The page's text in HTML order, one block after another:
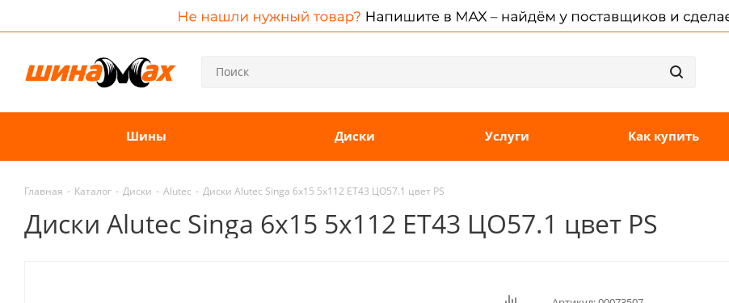
Шины Диски Услуги Как купить
Главная - Каталог - Диски - Alutec - Диски Alutec Singa 6x15 5x112 ET43 ЦО57.1 цвет PS
Диски Alutec Singa 6x15 5x112 ET43 ЦО57.1 цвет PS